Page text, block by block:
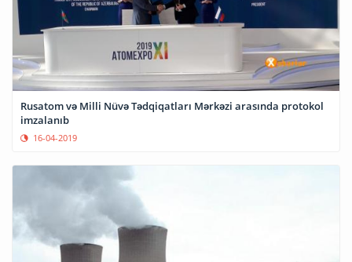
Rusatom və Milli Nüvə Tədqiqatları Mərkəzi arasında protokol
imzalanıb
16-04-2019